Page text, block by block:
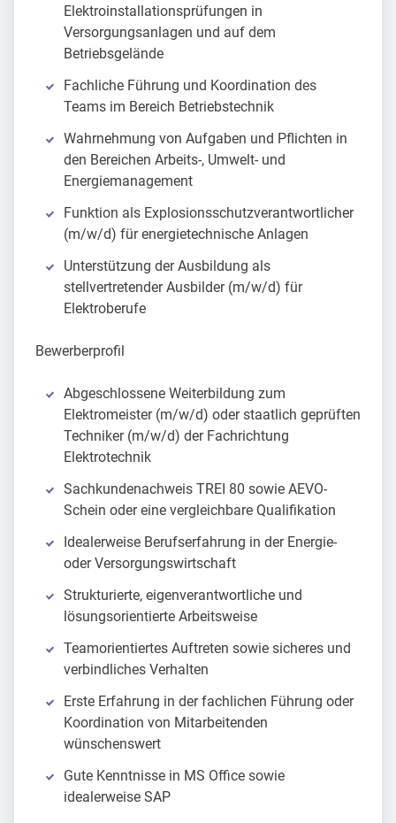
Elektroinstallationsprüfungen in
Versorgungsanlagen und auf dem
Betriebsgelände
Fachliche Führung und Koordination des
Teams im Bereich Betriebstechnik
Wahrnehmung von Aufgaben und Pflichten in
den Bereichen Arbeits-, Umwelt- und
Energiemanagement
Funktion als Explosionsschutzverantwortlicher
(m/w/d) für energietechnische Anlagen
Unterstützung der Ausbildung als
stellvertretender Ausbilder (m/w/d) für
Elektroberufe
Bewerberprofil
Abgeschlossene Weiterbildung zum
Elektromeister (m/w/d) oder staatlich geprüften
Techniker (m/w/d) der Fachrichtung
Elektrotechnik
Sachkundenachweis TREI 80 sowie AEVO-
Schein oder eine vergleichbare Qualifikation
Idealerweise Berufserfahrung in der Energie-
oder Versorgungswirtschaft
Strukturierte, eigenverantwortliche und
lösungsorientierte Arbeitsweise
Teamorientiertes Auftreten sowie sicheres und
verbindliches Verhalten
Erste Erfahrung in der fachlichen Führung oder
Koordination von Mitarbeitenden
wünschenswert
Gute Kenntnisse in MS Office sowie
idealerweise SAP